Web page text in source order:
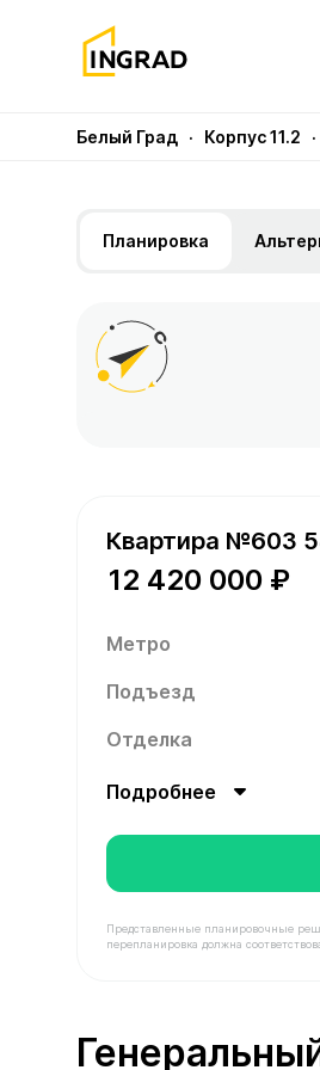
Белый Град · Корпус 11.2
Планировка
Квартира №603
12 420 000 ₽
Метро
Подъезд
Отделка
Подробнее
Представленные планировочные
перепланировка должна